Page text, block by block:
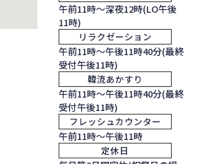
午前11時～深夜12時(LO午後
11時)
リラクゼーション
午前11時～午後11時40分(最終
受付午後11時)
韓流あかすり
午前11時～午後11時40分(最終
受付午後11時)
フレッシュカウンター
午前11時～午後11時
定休日